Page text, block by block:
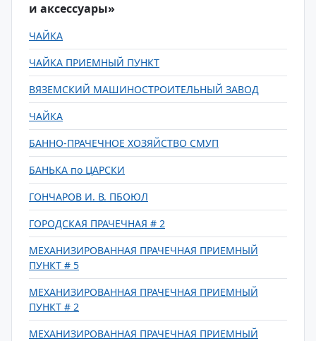
и аксессуары»
ЧАЙКА
ЧАЙКА ПРИЕМНЫЙ ПУНКТ
ВЯЗЕМСКИЙ МАШИНОСТРОИТЕЛЬНЫЙ ЗАВОД
ЧАЙКА
БАННО-ПРАЧЕЧНОЕ ХОЗЯЙСТВО СМУП
БАНЬКА по ЦАРСКИ
ГОНЧАРОВ И. В. ПБОЮЛ
ГОРОДСКАЯ ПРАЧЕЧНАЯ # 2
МЕХАНИЗИРОВАННАЯ ПРАЧЕЧНАЯ ПРИЕМНЫЙ
ПУНКТ # 5
МЕХАНИЗИРОВАННАЯ ПРАЧЕЧНАЯ ПРИЕМНЫЙ
ПУНКТ # 2
МЕХАНИЗИРОВАННАЯ ПРАЧЕЧНАЯ ПРИЕМНЫЙ